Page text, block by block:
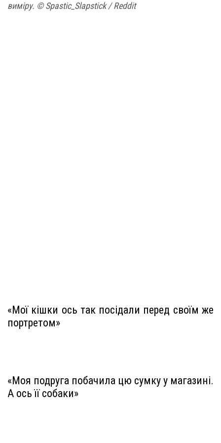
виміру. © Spastic_Slapstick / Reddit
«Мої кішки ось так посідали перед своїм же
портретом»
«Моя подруга побачила цю сумку у магазині.
А ось її собаки»